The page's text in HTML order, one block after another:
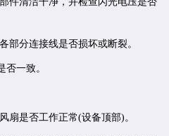
部分连接线是否损坏或断裂。
一致。
扇是否工作正常(设备顶部)。